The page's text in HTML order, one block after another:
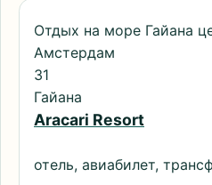
Отдых на море Гайана
Амстердам
31
Гайана
Aracari Resort
отель, авиабилет,